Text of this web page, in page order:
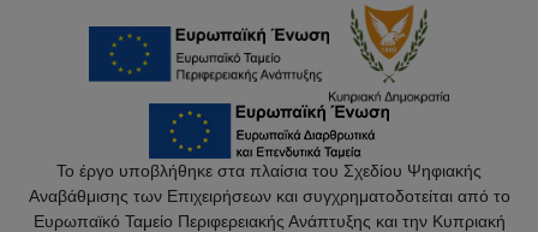
Το έργο υποβλήθηκε στα πλαίσια του Σχεδίου Ψηφιακής
Αναβάθμισης των Επιχειρήσεων και συγχρηματοδοτείται από το
Ευρωπαϊκό Ταμείο Περιφερειακής Ανάπτυξης και την Κυπριακή